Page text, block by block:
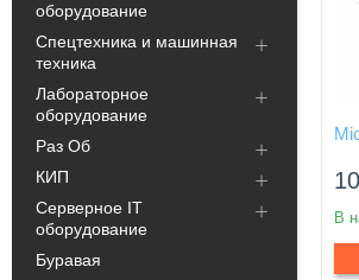
оборудование
Спецтехника и машинная
техника
Лабораторное
оборудование
Раз Об
КИП
Серверное IT
оборудование
Буравая
В